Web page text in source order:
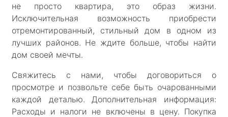
не просто квартира, это образ жизни.
Исключительная возможность приобрести
отремонтированный, стильный дом в одном из
лучших районов. Не ждите больше, чтобы найти
дом своей мечты.
Свяжитесь с нами, чтобы договориться о
просмотре и позвольте себе быть очарованными
каждой деталью. Дополнительная информация:
Расходы и налоги не включены в цену. Покупка